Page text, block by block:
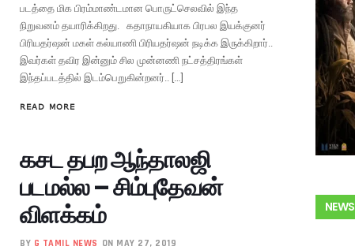
படத்தை மிக பிரம்மாண்டமான பொருட்செலவில் இந்த
நிறுவனம் தயாரிக்கிறது. கதாநாயகியாக பிரபல இயக்குனர்
பிரியதர்ஷன் மகள் கல்யாணி பிரியதர்ஷன் நடிக்க இருக்கிறார்..
இவர்கள் தவிர இன்னும் சில முன்னணி நட்சத்திரங்கள்
இந்தப்படத்தில் இடம்பெறுகின்றனர்.. […]
READ MORE
கசட தபற ஆந்தாலஜி
படமல்ல – சிம்புதேவன்
விளக்கம்
BY G TAMIL NEWS ON MAY 27, 2019
NEWS